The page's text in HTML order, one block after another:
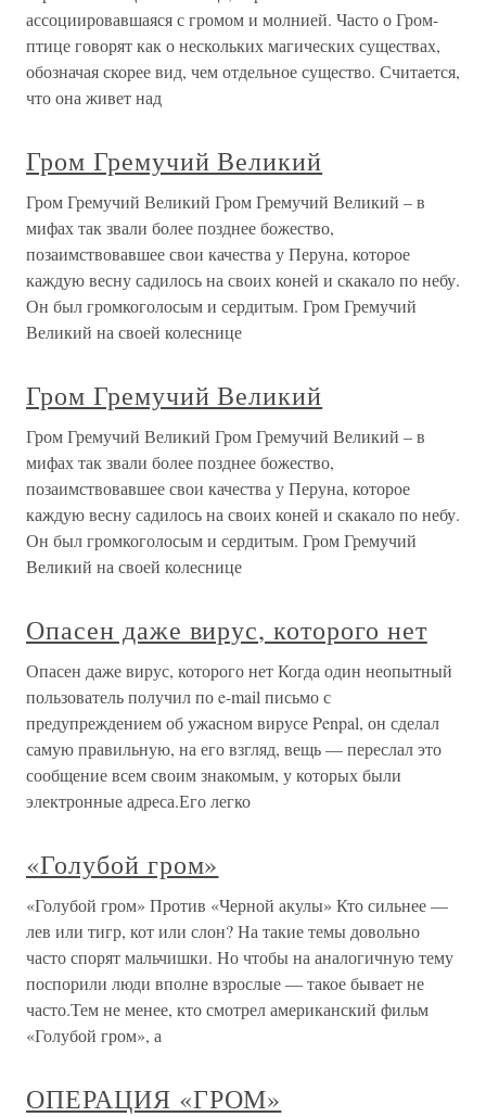
ассоциировавшаяся с громом и молнией. Часто о Гром-
птице говорят как о нескольких магических существах,
обозначая скорее вид, чем отдельное существо. Считается,
что она живет над
Гром Гремучий Великий
Гром Гремучий Великий Гром Гремучий Великий – в
мифах так звали более позднее божество,
позаимствовавшее свои качества у Перуна, которое
каждую весну садилось на своих коней и скакало по небу.
Он был громкоголосым и сердитым. Гром Гремучий
Великий на своей колеснице
Гром Гремучий Великий
Гром Гремучий Великий Гром Гремучий Великий – в
мифах так звали более позднее божество,
позаимствовавшее свои качества у Перуна, которое
каждую весну садилось на своих коней и скакало по небу.
Он был громкоголосым и сердитым. Гром Гремучий
Великий на своей колеснице
Опасен даже вирус, которого нет
Опасен даже вирус, которого нет Когда один неопытный
пользователь получил по e-mail письмо с
предупреждением об ужасном вирусе Penpal, он сделал
самую правильную, на его взгляд, вещь — переслал это
сообщение всем своим знакомым, у которых были
электронные адреса.Его легко
«Голубой гром»
«Голубой гром» Против «Черной акулы» Кто сильнее —
лев или тигр, кот или слон? На такие темы довольно
часто спорят мальчишки. Но чтобы на аналогичную тему
поспорили люди вполне взрослые — такое бывает не
часто.Тем не менее, кто смотрел американский фильм
«Голубой гром», а
ОПЕРАЦИЯ «ГРОМ»